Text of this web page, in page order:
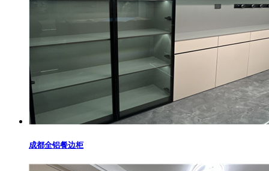
成都全铝餐边柜